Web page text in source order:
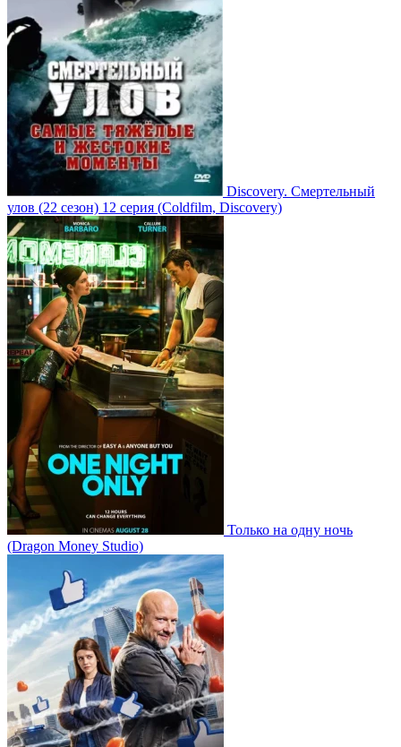
Discovery. Смертельный
улов (22 сезон) 12 серия (Coldfilm, Discovery)
Только на одну ночь
(Dragon Money Studio)